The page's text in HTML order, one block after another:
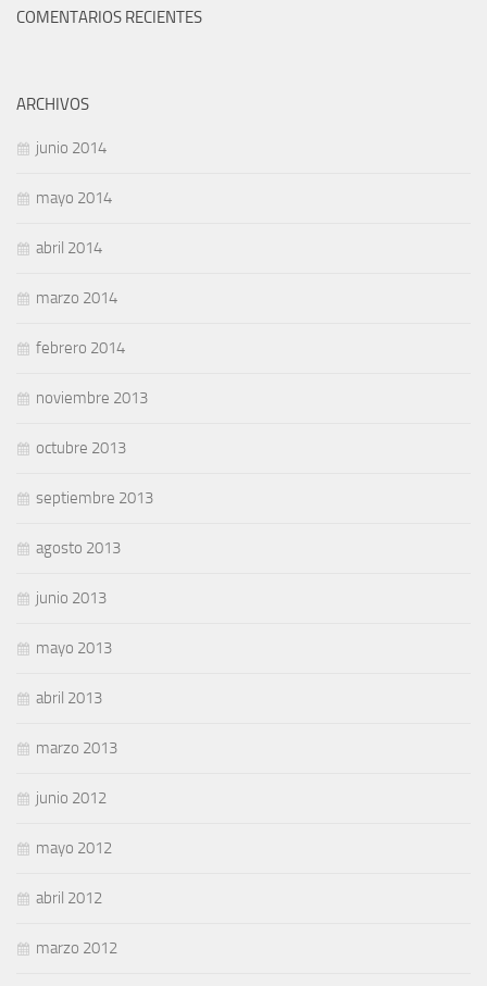
COMENTARIOS RECIENTES
ARCHIVOS
junio 2014
mayo 2014
abril 2014
marzo 2014
febrero 2014
noviembre 2013
octubre 2013
septiembre 2013
agosto 2013
junio 2013
mayo 2013
abril 2013
marzo 2013
junio 2012
mayo 2012
abril 2012
marzo 2012